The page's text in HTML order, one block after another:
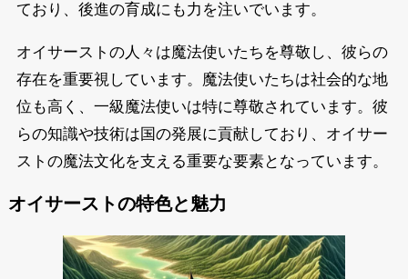
ており、後進の育成にも力を注いでいます。
オイサーストの人々は魔法使いたちを尊敬し、彼らの
存在を重要視しています。魔法使いたちは社会的な地
位も高く、一級魔法使いは特に尊敬されています。彼
らの知識や技術は国の発展に貢献しており、オイサー
ストの魔法文化を支える重要な要素となっています。
オイサーストの特色と魅力